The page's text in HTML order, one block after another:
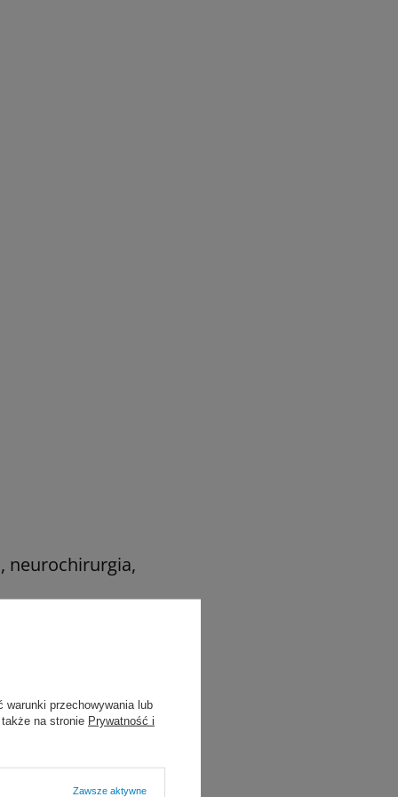
neurochirurgia,
warunki przechowywania lub
na stronie Prywatność i
Zawsze aktywne